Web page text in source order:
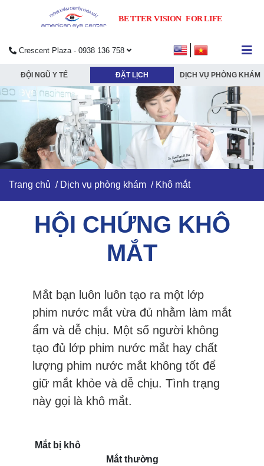
Crescent Plaza - 0938 136 758
ĐỘI NGŨ Y TẾ ĐẶT LỊCH DỊCH VỤ PHÒNG KHÁM
Trang chủ / Dịch vụ phòng khám / Khô mắt
HỘI CHỨNG KHÔ
MẮT​
Mắt bạn luôn luôn tạo ra một lớp
phim nước mắt vừa đủ nhằm làm mắt
ẩm và dễ chịu. Một số người không
tạo đủ lớp phim nước mắt hay chất
lượng phim nước mắt không tốt để
giữ mắt khỏe và dễ chịu. Tình trạng
này gọi là khô mắt.
Mắt bị khô
Mắt thường